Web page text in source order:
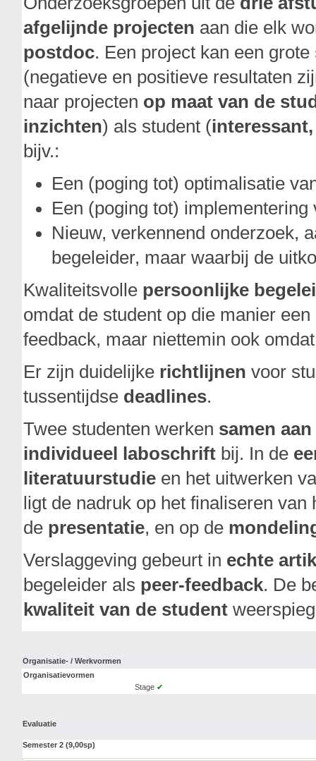
afgelijnde projecten aan die elk
postdoc. Een project kan een grote
(negatieve en positieve resultaten
naar projecten op maat van de
inzichten) als student (
bijv.:
Een (poging tot) optimalisatie
Een (poging tot)
Nieuw, verkennend onderzoek,
begeleider, maar waarbij de
Kwaliteitsvolle persoonlijke
omdat de student op die manier
feedback, maar niettemin ook
Er zijn duidelijke richtlijnen voor
tussentijdse deadlines.
Twee studenten werken samen
individueel laboschrift bij. In de
literatuurstudie en het uitwerken
ligt de nadruk op het finaliseren van
de presentatie, en op de
Verslaggeving gebeurt in echte
begeleider als peer-feedback. De
kwaliteit van de student
Organisatie- / Werkvormen
Organisatievormen
Stage ✔
Evaluatie
Semester 2 (9,00sp)